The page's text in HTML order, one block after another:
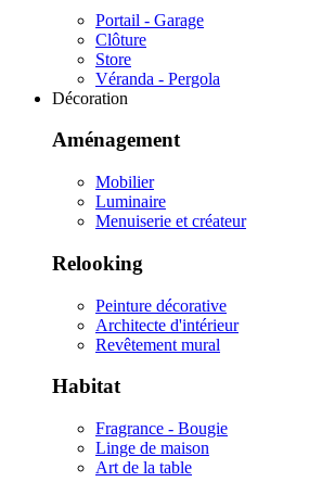
Portail - Garage
Clôture
Store
Véranda - Pergola
Décoration
Aménagement
Mobilier
Luminaire
Menuiserie et créateur
Relooking
Peinture décorative
Architecte d'intérieur
Revêtement mural
Habitat
Fragrance - Bougie
Linge de maison
Art de la table